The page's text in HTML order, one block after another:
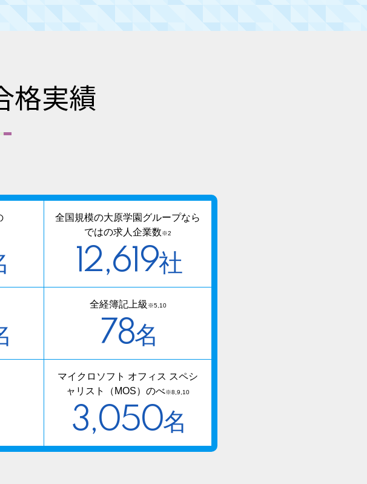
格実績
全国規模の大原学園グループなら
ではの求人企業数※2
12,619社
全経簿記上級 ※5,10
78名
マイクロソフト オフィス スペシ
ャリスト（MOS）のべ※8,9,10
3,050名